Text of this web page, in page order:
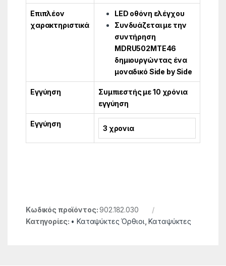
Επιπλέον
χαρακτηριστικά
LED οθόνη ελέγχου
Συνδυάζεται με την
συντήρηση
MDRU502MTE46
δημιουργώντας ένα
μοναδικό Side by Side
Εγγύηση
Συμπιεστής με 10 χρόνια
εγγύηση
Εγγύηση
3 χρονια
Κωδικός προϊόντος:902.182.030
Κατηγορίες: • Καταψύκτες Όρθιοι ,Καταψύκτες